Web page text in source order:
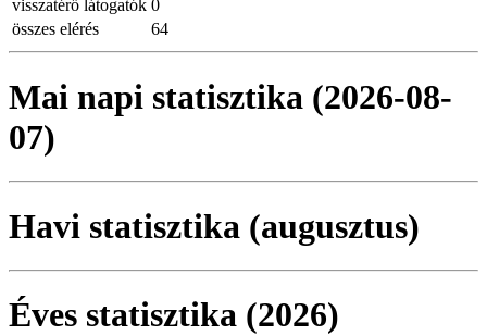
visszatérő látogatók 0
összes elérés
64
Mai napi statisztika (2026-08-
07)
Havi statisztika (augusztus)
Éves statisztika (2026)